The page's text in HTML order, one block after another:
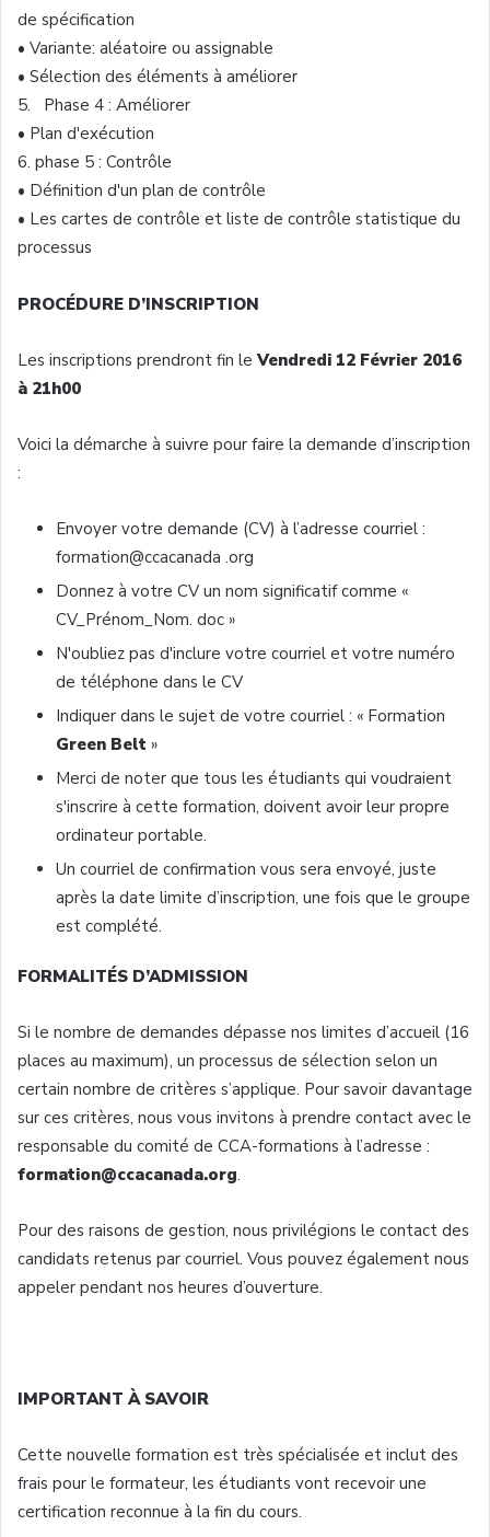
de spécification
• Variante: aléatoire ou assignable
• Sélection des éléments à améliorer
5.
Phase 4 : Améliorer
• Plan d'exécution
6. phase 5 : Contrôle
• Définition d'un plan de contrôle
• Les cartes de contrôle et liste de contrôle statistique du
processus
PROCÉDURE D’INSCRIPTION
Les inscriptions prendront fin leVendredi 12 Février 2016
à 21h00
Voici la démarche à suivre pour faire la demande d’inscription
:
Envoyer votre demande (CV) à l’adresse courriel :
formation@ccacanada .org
Donnez à votre CV un nom significatif comme «
CV_Prénom_Nom. doc »
N'oubliez pas d'inclure votre courriel et votre numéro
de téléphone dans le CV
Indiquer dans le sujet de votre courriel : « Formation
Green Belt »
Merci de noter que tous les étudiants qui voudraient
s'inscrire à cette formation, doivent avoir leur propre
ordinateur portable.
Un courriel de confirmation vous sera envoyé, juste
après la date limite d’inscription, une fois que le groupe
est complété.
FORMALITÉS D’ADMISSION
Si le nombre de demandes dépasse nos limites d’accueil (16
places au maximum), un processus de sélection selon un
certain nombre de critères s’applique. Pour savoir davantage
sur ces critères, nous vous invitons à prendre contact avec le
responsable du comité de CCA-formations à l’adresse :
formation@ccacanada.org.
Pour des raisons de gestion, nous privilégions le contact des
candidats retenus par courriel. Vous pouvez également nous
appeler pendant nos heures d’ouverture.
IMPORTANT ÀSAVOIR
Cette nouvelle formation est très spécialisée et inclut des
frais pour le formateur, les étudiants vont recevoir une
certification reconnue à la fin du cours.